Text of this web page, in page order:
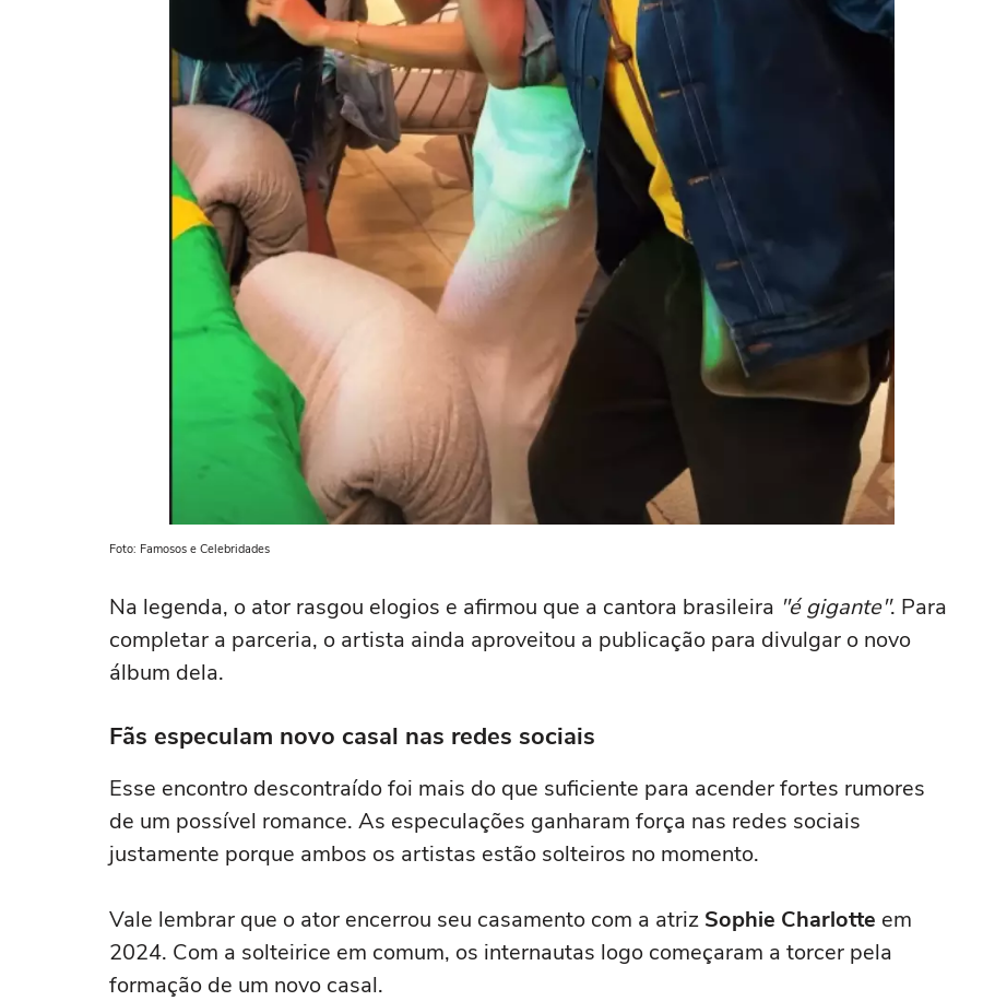
Foto: Famosos e Celebridades
Na legenda, o ator rasgou elogios e afirmou que a cantora brasileira "é gigante". Para
completar a parceria, o artista ainda aproveitou a publicação para divulgar o novo
álbum dela.
Fãs especulam novo casal nas redes sociais
Esse encontro descontraído foi mais do que suficiente para acender fortes rumores
de um possível romance. As especulações ganharam força nas redes sociais
justamente porque ambos os artistas estão solteiros no momento.
Vale lembrar que o ator encerrou seu casamento com a atriz Sophie Charlotte em
2024. Com a solteirice em comum, os internautas logo começaram a torcer pela
formação de um novo casal.